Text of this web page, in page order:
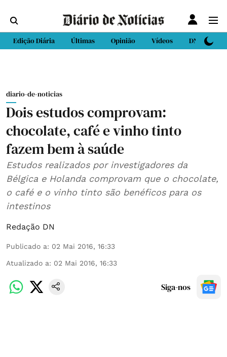
Edição Diária Últimas Opinião Vídeos DN Sport
diario-de-noticias
Dois estudos comprovam:
chocolate, café e vinho tinto
fazem bem à saúde
Estudos realizados por investigadores da
Bélgica e Holanda comprovam que o chocolate,
o café e o vinho tinto são benéficos para os
intestinos
Redação DN
Publicado a: 02 Mai 2016, 16:33
Atualizado a: 02 Mai 2016, 16:33
Siga-nos